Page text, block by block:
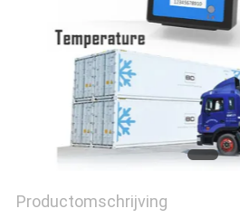
Productomschrijving